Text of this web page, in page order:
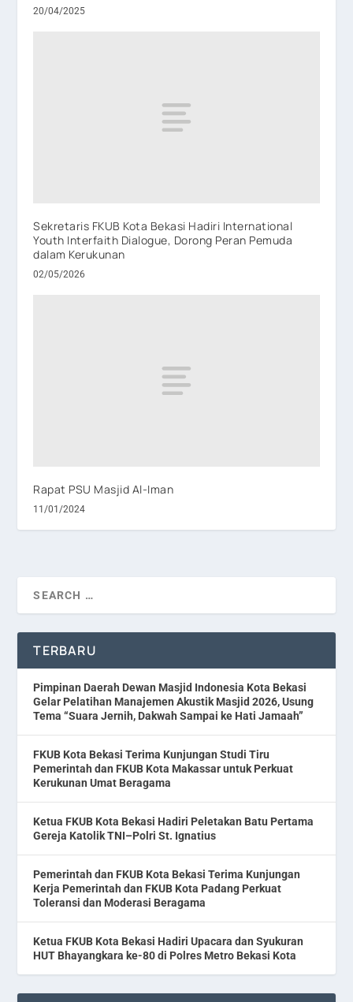
20/04/2025
Sekretaris FKUB Kota Bekasi Hadiri International
Youth Interfaith Dialogue, Dorong Peran Pemuda
dalam Kerukunan
02/05/2026
Rapat PSU Masjid Al-Iman
11/01/2024
TERBARU
Pimpinan Daerah Dewan Masjid Indonesia Kota Bekasi
Gelar Pelatihan Manajemen Akustik Masjid 2026, Usung
Tema “Suara Jernih, Dakwah Sampai ke Hati Jamaah”
FKUB Kota Bekasi Terima Kunjungan Studi Tiru
Pemerintah dan FKUB Kota Makassar untuk Perkuat
Kerukunan Umat Beragama
Ketua FKUB Kota Bekasi Hadiri Peletakan Batu Pertama
Gereja Katolik TNI–Polri St. Ignatius
Pemerintah dan FKUB Kota Bekasi Terima Kunjungan
Kerja Pemerintah dan FKUB Kota Padang Perkuat
Toleransi dan Moderasi Beragama
Ketua FKUB Kota Bekasi Hadiri Upacara dan Syukuran
HUT Bhayangkara ke-80 di Polres Metro Bekasi Kota